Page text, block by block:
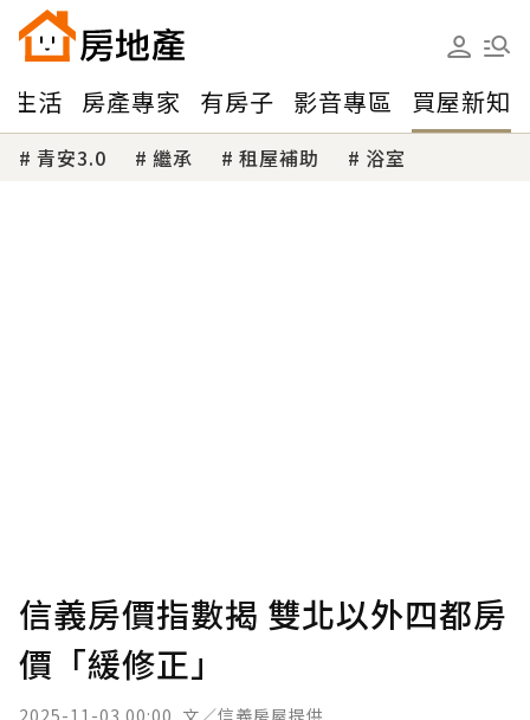
生活 房產專家 有房子 影音專區 買屋新知
青安3.0 繼承 租屋補助 浴室
信義房價指數揭 雙北以外四都房
價「緩修正」
2025-11-03 00:00 文／信義房屋提供